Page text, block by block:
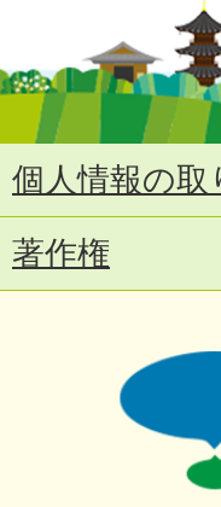
個人情報の取
著作権